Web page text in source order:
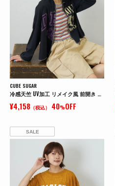
CUBE SUGAR
冷感天竺 UV加工 リメイク風 前開き パーカー
¥4,158 （税込） 40%OFF
SALE